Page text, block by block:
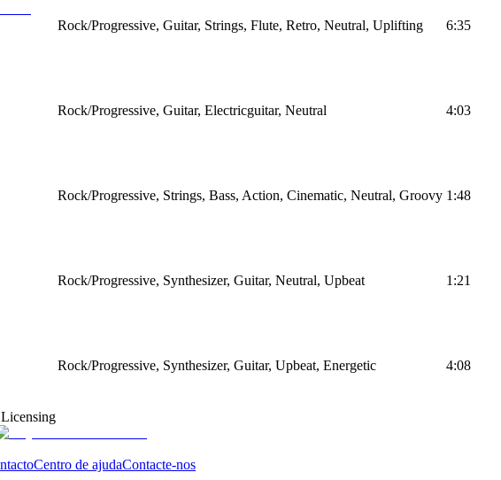
Rock/Progressive, Guitar, Strings, Flute, Retro, Neutral, Uplifting 6:35
Rock/Progressive, Guitar, Electricguitar, Neutral 4:03
Rock/Progressive, Strings, Bass, Action, Cinematic, Neutral, Groovy 1:48
Rock/Progressive, Synthesizer, Guitar, Neutral, Upbeat 1:21
Rock/Progressive, Synthesizer, Guitar, Upbeat, Energetic 4:08
Centro de ajudaContacte-nos